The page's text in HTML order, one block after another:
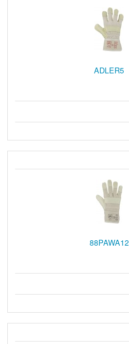
ADLER5
88PAWA12